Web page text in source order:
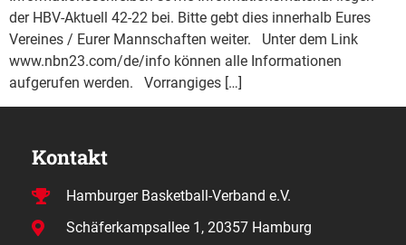
der HBV-Aktuell 42-22 bei. Bitte gebt dies innerhalb Eures
Vereines / Eurer Mannschaften weiter. Unter dem Link
www.nbn23.com/de/info können alle Informationen
aufgerufen werden. Vorrangiges […]
Kontakt
Hamburger Basketball-Verband e.V.
Schäferkampsallee 1, 20357 Hamburg